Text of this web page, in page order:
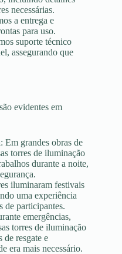
necessárias.
a entrega e
para uso.
suporte técnico
assegurando que
evidentes em
: Em grandes obras de
torres de iluminação
durante a noite,
iluminaram festivais
uma experiência
de participantes.
emergências,
torres de iluminação
de resgate e
era mais necessário.